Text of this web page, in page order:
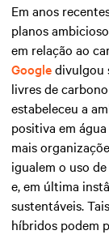
Em anos
planos
em relação ao
Googledivulgou
livres de
estabeleceu a
positiva em
mais
igualem o uso
e, em última
sustentáveis.
híbridos podem